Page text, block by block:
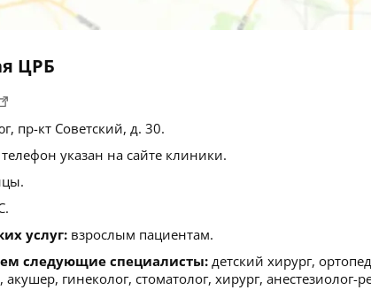
ЦРБ
пр-кт Советский, д. 30.
указан на сайте клиники.
услуг: взрослым пациентам.
следующие специалисты:детский хирург,
гинеколог, стоматолог, хирург, анестезиолог-